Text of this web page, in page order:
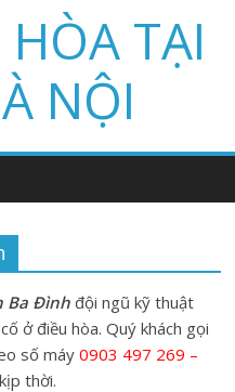
TẠI
NỘI
Ba Đình đội ngũ kỹ thuật
ở điều hòa. Quý khách gọi
số máy0903 497 269 –
thời.